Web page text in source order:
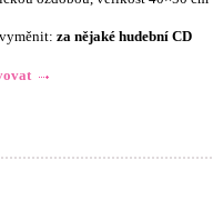
za nějaké hudební CD